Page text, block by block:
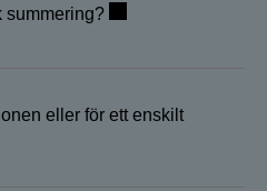
summering?
eller för ett enskilt